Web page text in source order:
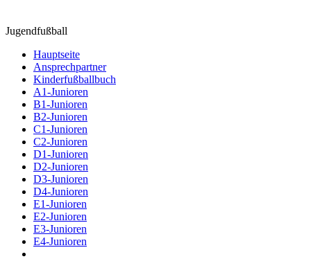
Jugendfußball
Hauptseite
Ansprechpartner
Kinderfußballbuch
A1-Junioren
B1-Junioren
B2-Junioren
C1-Junioren
C2-Junioren
D1-Junioren
D2-Junioren
D3-Junioren
D4-Junioren
E1-Junioren
E2-Junioren
E3-Junioren
E4-Junioren